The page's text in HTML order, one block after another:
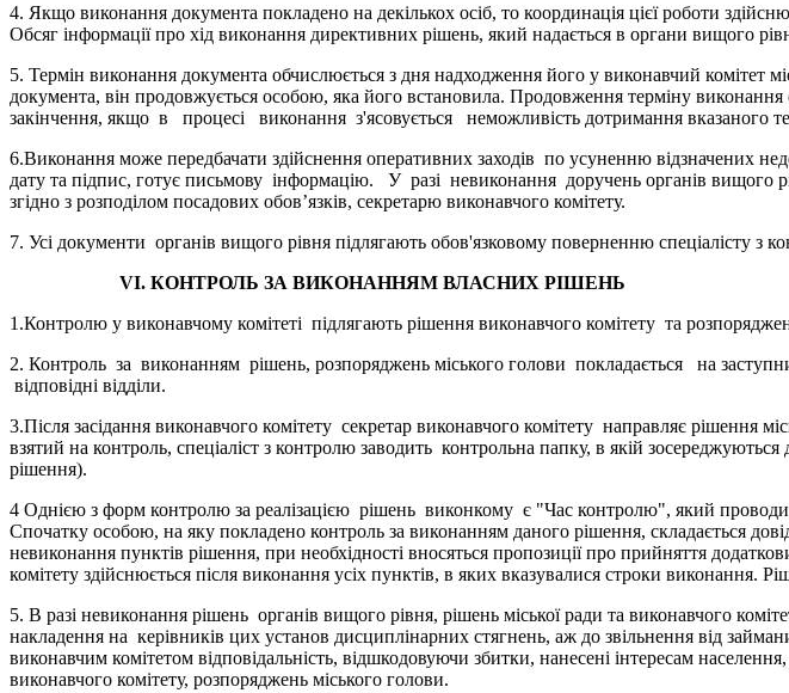
4. Якщо виконання документа покладено на декількох осіб, то координація цієї роботи
Обсяг інформації про хід виконання директивних рішень, який надається в органи вищого
5. Термін виконання документа обчислюється з дня надходження його у виконавчий комітет
документа, він продовжується особою, яка його встановила. Продовження терміну
закінчення, якщо в процесі виконання з'ясовується неможливість дотримання вказаного
6.Виконання може передбачати здійснення оперативних заходів по усуненню відзначених
дату та підпис, готує письмову інформацію. У разі невиконання доручень органів вищого
згідно з розподілом посадових обов’язків, секретарю виконавчого комітету.
7. Усі документи органів вищого рівня підлягають обов'язковому поверненню спеціалісту з
VI. КОНТРОЛЬ ЗА ВИКОНАННЯМ ВЛАСНИХ РІШЕНЬ
1.Контролю у виконавчому комітеті підлягають рішення виконавчого комітету та
2. Контроль за виконанням рішень, розпоряджень міського голови покладається на
відповідні відділи.
3.Після засідання виконавчого комітету секретар виконавчого комітету направляє
взятий на контроль, спеціаліст з контролю заводить контрольна папку, в якій
рішення).
4 Однією з форм контролю за реалізацією рішень виконкому є "Час контролю", який
Спочатку особою, на яку покладено контроль за виконанням даного рішення, складається
невиконання пунктів рішення, при необхідності вносяться пропозиції про прийняття
комітету здійснюється після виконання усіх пунктів, в яких вказувалися строки виконання.
5. В разі невиконання рішень органів вищого рівня, рішень міської ради та виконавчого
накладення на керівників цих установ дисциплінарних стягнень, аж до звільнення від
виконавчим комітетом відповідальність, відшкодовуючи збитки, нанесені інтересам
виконавчого комітету, розпоряджень міського голови.